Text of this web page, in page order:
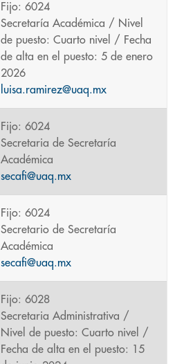
Fijo: 6024
Secretaría Académica / Nivel
de puesto: Cuarto nivel / Fecha
de alta en el puesto: 5 de enero
2026
luisa.ramirez@uaq.mx
Fijo: 6024
Secretaria de Secretaría
Académica
secafi@uaq.mx
Fijo: 6024
Secretario de Secretaría
Académica
secafi@uaq.mx
Fijo: 6028
Secretaria Administrativa /
Nivel de puesto: Cuarto nivel /
Fecha de alta en el puesto: 15